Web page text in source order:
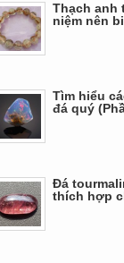
Thạch anh
niệm nên
Tìm hiểu
đá quý
Đá
thích hợp